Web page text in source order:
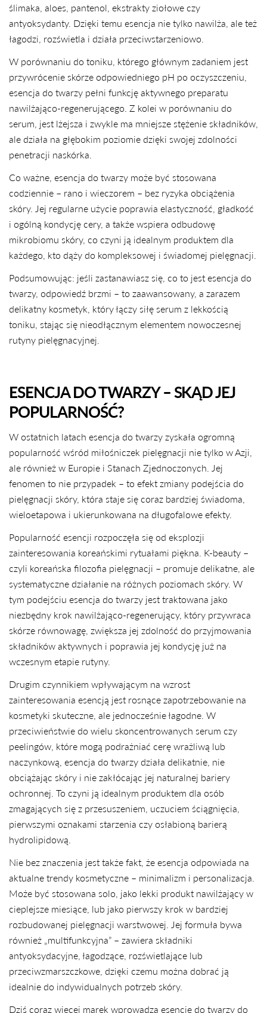
ślimaka, aloes, pantenol, ekstrakty ziołowe czy
antyoksydanty. Dzięki temu esencja nie tylko nawilża, ale też
łagodzi, rozświetla i działa przeciwstarzeniowo.
W porównaniu do toniku, którego głównym zadaniem jest
przywrócenie skórze odpowiedniego pH po oczyszczeniu,
esencja do twarzy pełni funkcję aktywnego preparatu
nawilżająco-regenerującego. Z kolei w porównaniu do
serum, jest lżejsza i zwykle ma mniejsze stężenie składników,
ale działa na głębokim poziomie dzięki swojej zdolności
penetracji naskórka.
Co ważne, esencja do twarzy może być stosowana
codziennie – rano i wieczorem – bez ryzyka obciążenia
skóry. Jej regularne użycie poprawia elastyczność, gładkość
i ogólną kondycję cery, a także wspiera odbudowę
mikrobiomu skóry, co czyni ją idealnym produktem dla
każdego, kto dąży do kompleksowej i świadomej pielęgnacji.
Podsumowując: jeśli zastanawiasz się, co to jest esencja do
twarzy, odpowiedź brzmi – to zaawansowany, a zarazem
delikatny kosmetyk, który łączy siłę serum z lekkością
toniku, stając się nieodłącznym elementem nowoczesnej
rutyny pielęgnacyjnej.
ESENCJA DO TWARZY – SKĄD JEJ
POPULARNOŚĆ?
W ostatnich latach esencja do twarzy zyskała ogromną
popularność wśród miłośniczek pielęgnacji nie tylko w Azji,
ale również w Europie i Stanach Zjednoczonych. Jej
fenomen to nie przypadek – to efekt zmiany podejścia do
pielęgnacji skóry, która staje się coraz bardziej świadoma,
wieloetapowa i ukierunkowana na długofalowe efekty.
Popularność esencji rozpoczęła się od eksplozji
zainteresowania koreańskimi rytuałami piękna. K-beauty –
czyli koreańska filozofia pielęgnacji – promuje delikatne, ale
systematyczne działanie na różnych poziomach skóry. W
tym podejściu esencja do twarzy jest traktowana jako
niezbędny krok nawilżająco-regenerujący, który przywraca
skórze równowagę, zwiększa jej zdolność do przyjmowania
składników aktywnych i poprawia jej kondycję już na
wczesnym etapie rutyny.
Drugim czynnikiem wpływającym na wzrost
zainteresowania esencją jest rosnące zapotrzebowanie na
kosmetyki skuteczne, ale jednocześnie łagodne. W
przeciwieństwie do wielu skoncentrowanych serum czy
peelingów, które mogą podrażniać cerę wrażliwą lub
naczynkową, esencja do twarzy działa delikatnie, nie
obciążając skóry i nie zakłócając jej naturalnej bariery
ochronnej. To czyni ją idealnym produktem dla osób
zmagających się z przesuszeniem, uczuciem ściągnięcia,
pierwszymi oznakami starzenia czy osłabioną barierą
hydrolipidową.
Nie bez znaczenia jest także fakt, że esencja odpowiada na
aktualne trendy kosmetyczne – minimalizm i personalizacja.
Może być stosowana solo, jako lekki produkt nawilżający w
cieplejsze miesiące, lub jako pierwszy krok w bardziej
rozbudowanej pielęgnacji warstwowej. Jej formuła bywa
również „multifunkcyjna” – zawiera składniki
antyoksydacyjne, łagodzące, rozświetlające lub
przeciwzmarszczkowe, dzięki czemu można dobrać ją
idealnie do indywidualnych potrzeb skóry.
Dziś coraz więcej marek wprowadza esencje do twarzy do